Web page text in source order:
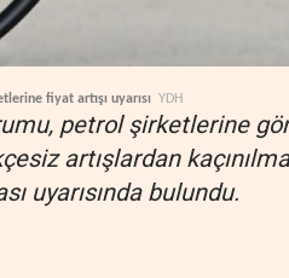
fiyat artışı uyarısı YDH
petrol şirketlerine
artışlardan
uyarısında bulundu.